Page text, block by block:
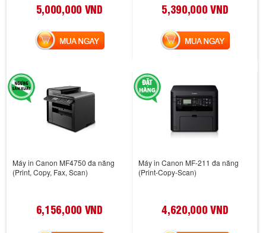
5,000,000 VND
MUA NGAY
5,390,000 VND
MUA NGAY
Máy in Canon MF4750 đa năng
(Print, Copy, Fax, Scan)
6,156,000 VND
Máy in Canon MF-211 đa năng
(Print-Copy-Scan)
4,620,000 VND